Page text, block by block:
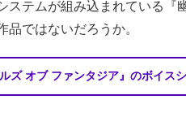
ステムが組み込まれている
ではないだろうか。
ズ オブ ファンタジア』のボイス